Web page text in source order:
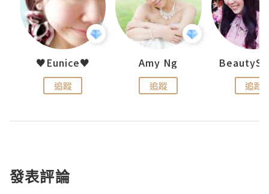
♥Eunice♥
追蹤
Amy Ng
追蹤 追蹤
發表評論